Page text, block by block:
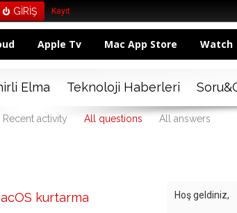
Kayıt
Apple Tv Mac App Store Watch
Elma Teknoloji Haberleri
Recent activity All questions All answers
kurtarma
Hoş geldiniz,